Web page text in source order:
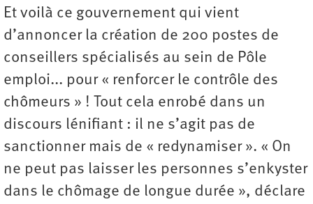
Et voilà ce gouvernement qui vient
d’annoncer la création de 200 postes de
conseillers spécialisés au sein de Pôle
emploi... pour « renforcer le contrôle des
chômeurs » ! Tout cela enrobé dans un
discours lénifiant : il ne s’agit pas de
sanctionner mais de « redynamiser ». « On
ne peut pas laisser les personnes s’enkyster
dans le chômage de longue durée », déclare